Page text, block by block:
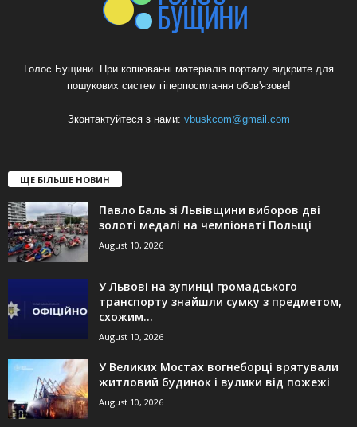
Голос Бущини. При копіюванні матеріалів порталу відкрите для
пошукових систем гіперпосилання обов'язове!
Зконтактуйтеся з нами: vbuskcom@gmail.com
ЩЕ БІЛЬШЕ НОВИН
Павло Баль зі Львівщини виборов дві
золоті медалі на чемпіонаті Польщі
August 10, 2026
У Львові на зупинці громадського
транспорту знайшли сумку з предметом,
схожим...
August 10, 2026
У Великих Мостах вогнеборці врятували
житловий будинок і вулики від пожежі
August 10, 2026